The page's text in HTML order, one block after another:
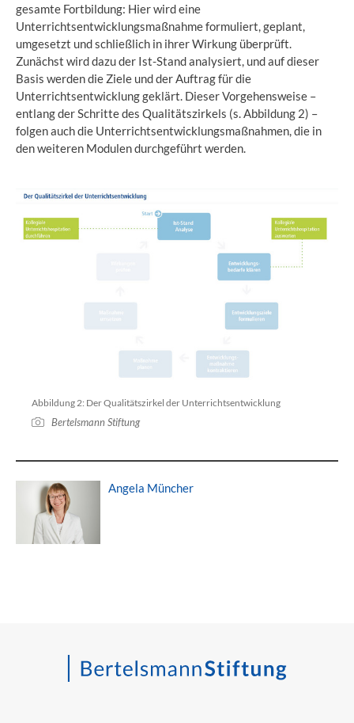
gesamte Fortbildung: Hier wird eine
Unterrichtsentwicklungsmaßnahme formuliert, geplant,
umgesetzt und schließlich in ihrer Wirkung überprüft.
Zunächst wird dazu der Ist-Stand analysiert, und auf dieser
Basis werden die Ziele und der Auftrag für die
Unterrichtsentwicklung geklärt. Dieser Vorgehensweise –
entlang der Schritte des Qualitätszirkels (s. Abbildung 2) –
folgen auch die Unterrichtsentwicklungsmaßnahmen, die in
den weiteren Modulen durchgeführt werden.
Abbildung 2: Der Qualitätszirkel der Unterrichtsentwicklung
Bertelsmann Stiftung
Angela Müncher